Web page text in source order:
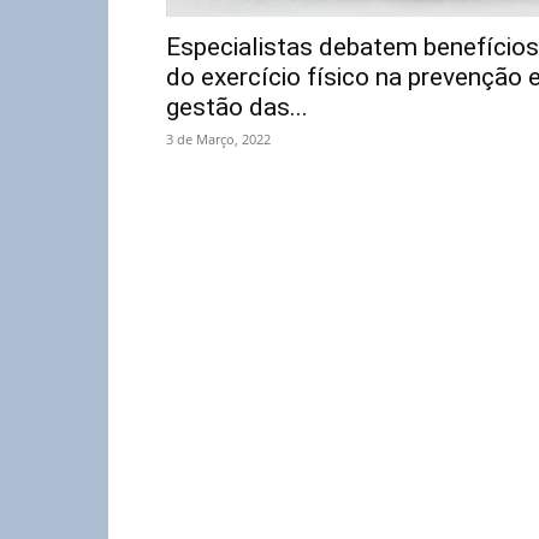
Especialistas debatem benefícios
do exercício físico na prevenção
gestão das...
3 de Março, 2022